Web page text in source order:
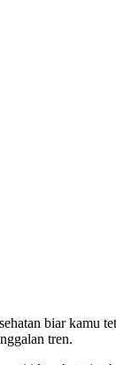
biar kamu
tren.